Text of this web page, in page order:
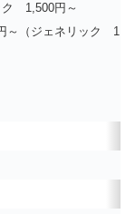
ク 1,500円～
（ジェネリック